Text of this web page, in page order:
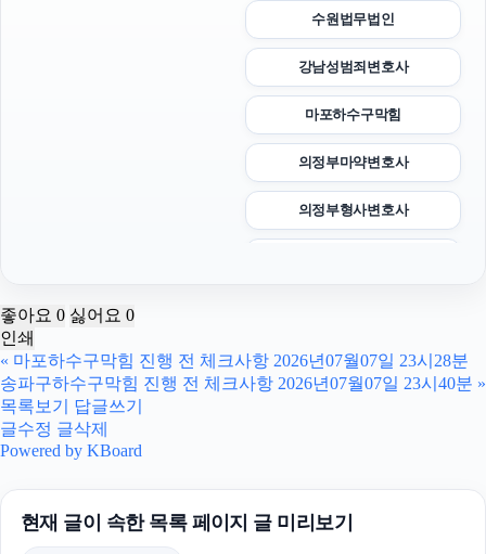
수원법무법인
강남성범죄변호사
마포하수구막힘
의정부마약변호사
의정부형사변호사
마약전문변호사
좋아요 0 싫어요 0
인쇄
« 마포하수구막힘 진행 전 체크사항 2026년07월07일 23시28분
송파구하수구막힘 진행 전 체크사항 2026년07월07일 23시40분 »
목록보기
답글쓰기
글수정 글삭제
Powered by KBoard
현재 글이 속한 목록 페이지 글 미리보기